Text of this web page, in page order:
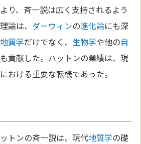
り、斉一説は広く支持されるよう
論は、 ダーウィンの進化論にも深
地質学だけでなく、 生物学や他の自
貢献した。ハットンの業績は、現
おける重要な転機であった。
トンの斉一説は、現代地質学の礎